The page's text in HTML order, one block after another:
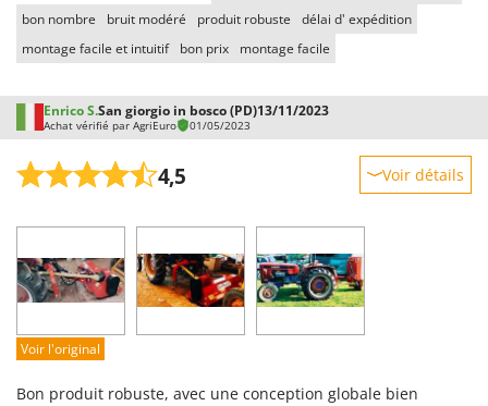
Y Yard Force
Z
Zanon
Zephir
ZGrills
bon nombre
bruit modéré produit robuste
délai d' expédition
montage facile et intuitif
bon prix montage facile
Enrico S.San giorgio in bosco (PD)13/11/2023
Achat vérifié par AgriEuro 01/05/2023
4,5 Voir détails
Facilité d'utilisation
Qualité / Prix
Facilité de montage
Voir l'original
Bon produit robuste, avec une conception globale bien